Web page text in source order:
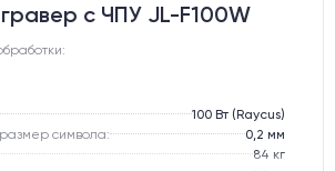
с ЧПУ JL-F100W
100 Вт (Raycus)
символа:
0,2 мм
84 кг